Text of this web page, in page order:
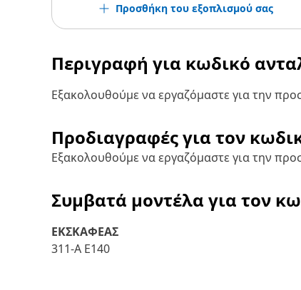
Προσθήκη του εξοπλισμού σας
Περιγραφή για κωδικό
Εξακολουθούμε να εργαζόμαστε για την
Προδιαγραφές για τον
Εξακολουθούμε να εργαζόμαστε για την
Συμβατά μοντέλα για τον
ΕΚΣΚΑΦΕΑΣ
311-A E140